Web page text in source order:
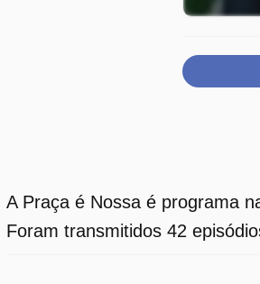
A Praça é Nossa é programa
Foram transmitidos 42